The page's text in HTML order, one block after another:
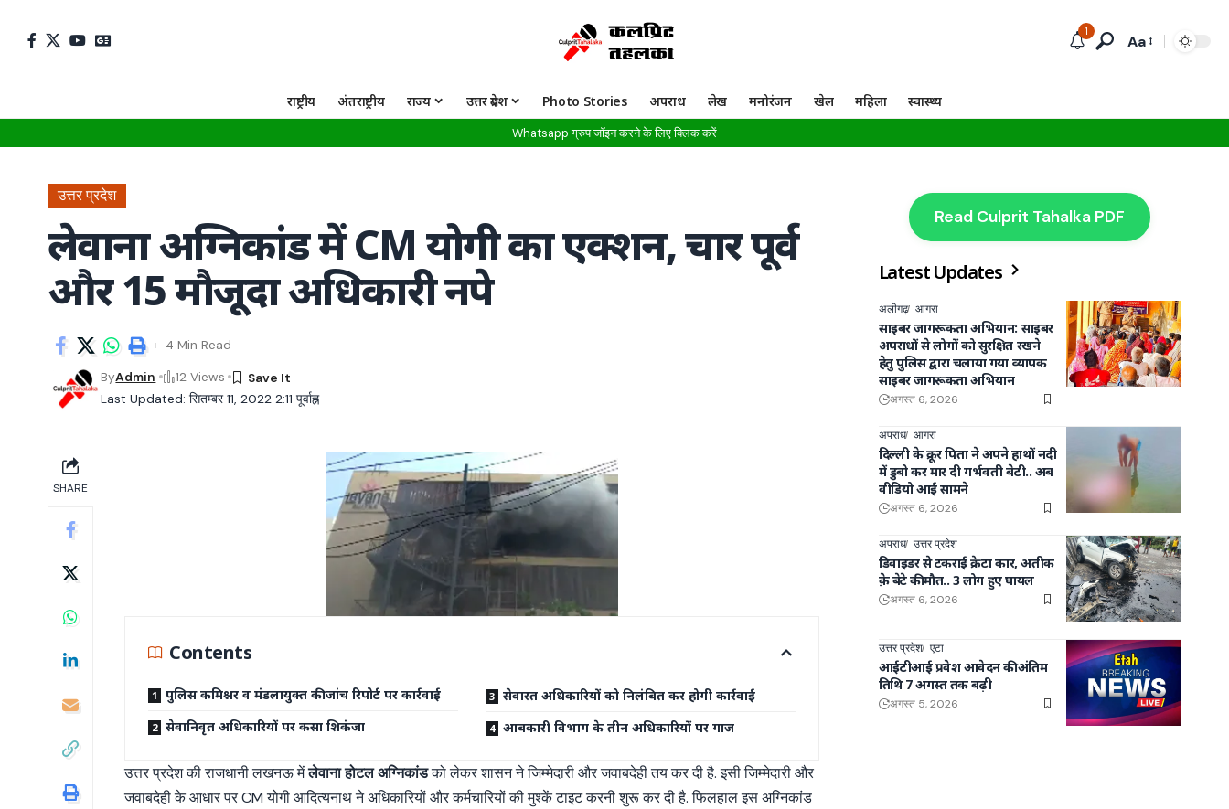
1
Aa
राष्ट्रीय अंतराष्ट्रीय राज्य उत्तर प्रदेश Photo Stories अपराध लेख मनोरंजन खेल महिला स्वास्थ्य
Whatsapp ग्रुप जॉइन करने के लिए क्लिक करें
उत्तर प्रदेश
लेवाना अग्निकांड में CM योगी का एक्शन, चार पूर्व
और 15 मौजूदा अधिकारी नपे
Last Updated: सितम्बर 11, 2022 2:11 पूर्वाह्न
ByAdmin 12 Views
4 Min Read
SHARE
Contents
पुलिस कमिश्नर व मंडलायुक्त की जांच रिपोर्ट पर कार्रवाई
सेवानिवृत अधिकारियों पर कसा शिकंजा
सेवारत अधिकारियों को निलंबित कर होगी कार्रवाई
आबकारी विभाग के तीन अधिकारियों पर गाज
उत्तर प्रदेश की राजधानी लखनऊ मेंलेवाना होटल अग्निकांडको लेकर शासन ने जिम्मेदारी और जवाबदेही तय कर दी है. इसी जिम्मेदारी और
जवाबदेही के आधार पर CM योगी आदित्यनाथ ने अधिकारियों और कर्मचारियों की मुश्कें टाइट करनी शुरू कर दी है. फिलहाल इस अग्निकांड
Read Culprit Tahalka PDF
Latest Updates
अलीगढ़ आगरा
साइबर जागरूकता अभियान: साइबर
अपराधों से लोगों को सुरक्षित रखने
हेतु पुलिस द्वारा चलाया गया व्यापक
साइबर जागरूकता अभियान
अगस्त 6, 2026
अपराध आगरा
दिल्ली के क्रूर पिता ने अपने हाथों नदी
में डुबो कर मार दी गर्भवती बेटी.. अब
वीडियो आई सामने
अगस्त 6, 2026
अपराध उत्तर प्रदेश
डिवाइडर से टकराई क्रेटा कार, अतीक
क़े बेटे की मौत.. 3 लोग हुए घायल
अगस्त 6, 2026
उत्तर प्रदेश एटा
आईटीआई प्रवेश आवेदन की अंतिम
तिथि 7 अगस्त तक बढ़ी
अगस्त 5, 2026